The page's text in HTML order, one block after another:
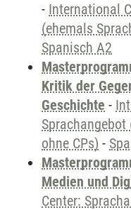
- International
(ehemals
Spanisch A2
Kritik der
Geschichte -
ohne CPs) -
Medien und
Center: